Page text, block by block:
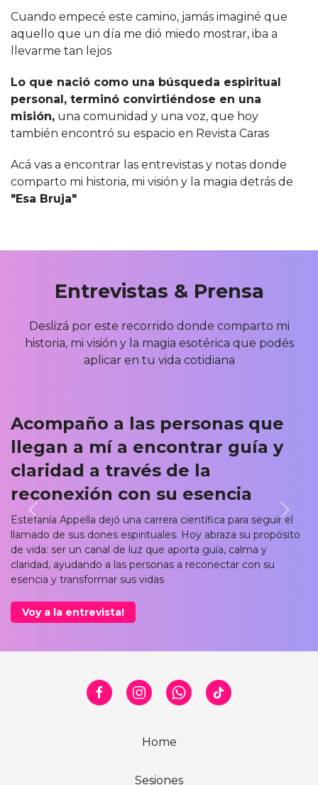
Cuando empecé este camino, jamás imaginé que
aquello que un día me dió miedo mostrar, iba a
llevarme tan lejos
Lo que nació como una búsqueda espiritual
personal, terminó convirtiéndose en una
misión, una comunidad y una voz, que hoy
también encontró su espacio en Revista Caras
Acá vas a encontrar las entrevistas y notas donde
comparto mi historia, mi visión y la magia detrás de
"Esa Bruja"
Entrevistas & Prensa
Deslizá por este recorrido donde comparto mi
historia, mi visión y la magia esotérica que podés
aplicar en tu vida cotidiana
Acompaño a las personas que
llegan a mí a encontrar guía y
claridad a través de la
reconexión con su esencia
Estefanía Appella dejó una carrera científica para seguir el
llamado de sus dones espirituales. Hoy abraza su propósito
de vida: ser un canal de luz que aporta guía, calma y
claridad, ayudando a las personas a reconectar con su
esencia y transformar sus vidas
Voy a la entrevista!
Home
Sesiones